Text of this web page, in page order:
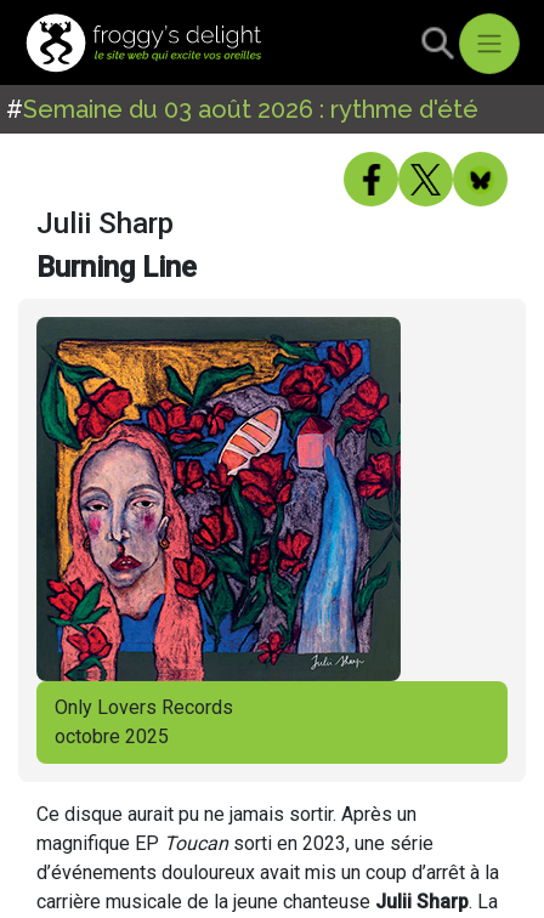
#Semaine du 03 août 2026 : rythme d'été
Julii Sharp
Burning Line
Only Lovers Records
octobre 2025
Ce disque aurait pu ne jamais sortir. Après un
magnifique EP Toucansorti en 2023, une série
d’événements douloureux avait mis un coup d’arrêt à la
carrière musicale de la jeune chanteuse Julii Sharp. La